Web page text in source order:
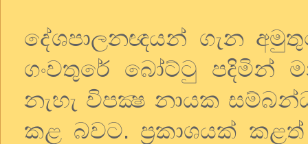
දේශපාලනඥයන් ගැන
ගංවතුරේ බෝට්ටු පදිමින්
නැහැ විපක්‍ෂ නායක
කළ බවට. ප්‍රකාශයක් කළත්